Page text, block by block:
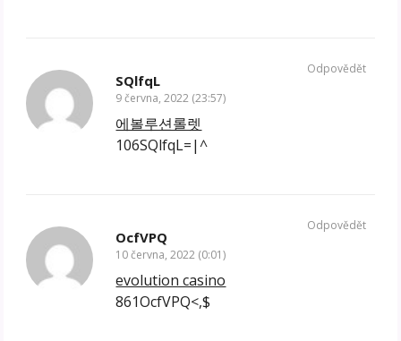
SQlfqL
9 června, 2022 (23:57)
에볼루션롤렛
106SQlfqL=|^
Odpovědět
OcfVPQ
10 června, 2022 (0:01)
evolution casino
861OcfVPQ<,$
Odpovědět